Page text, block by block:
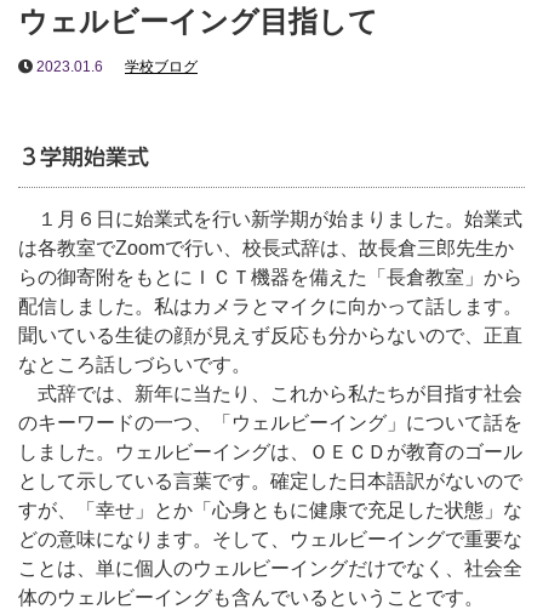
ウェルビーイング目指して
2023.01.6 学校ブログ
３学期始業式
１月６日に始業式を行い新学期が始まりました。始業式
は各教室でZoomで行い、校長式辞は、故長倉三郎先生か
らの御寄附をもとにＩＣＴ機器を備えた「長倉教室」から
配信しました。私はカメラとマイクに向かって話します。
聞いている生徒の顔が見えず反応も分からないので、正直
なところ話しづらいです。
式辞では、新年に当たり、これから私たちが目指す社会
のキーワードの一つ、「ウェルビーイング」について話を
しました。ウェルビーイングは、ＯＥＣＤが教育のゴール
として示している言葉です。確定した日本語訳がないので
すが、「幸せ」とか「心身ともに健康で充足した状態」な
どの意味になります。そして、ウェルビーイングで重要な
ことは、単に個人のウェルビーイングだけでなく、社会全
体のウェルビーイングも含んでいるということです。